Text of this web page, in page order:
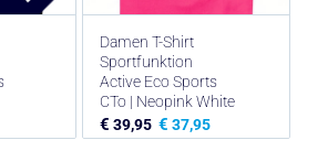
Damen T-Shirt
Sportfunktion
Active Eco Sports
CTo | Neopink White
€ 39,95 € 37,95